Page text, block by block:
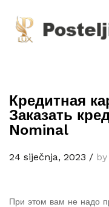
Кредитная
Заказать
Nominal
24 siječnja, 2023 / by
При этом вам не надо